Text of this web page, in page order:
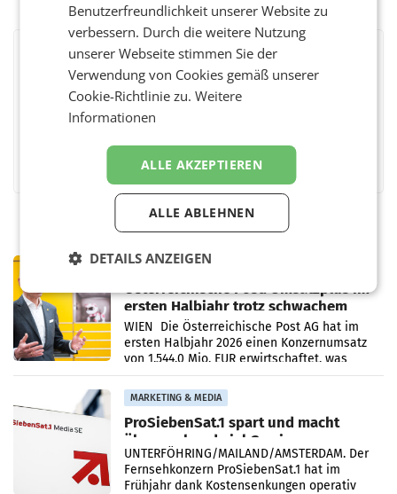
BEWERTEN SIE DIESEN ARTIKEL
FacebookTwitterMessengerWhatsAppLinkedInXING Teilen
PRIMENEWS
Österreichische Post: Umsatzplus im
ersten Halbjahr trotz schwachem
Briefgeschäft
WIEN Die Österreichische Post AG hat im
ersten Halbjahr 2026 einen Konzernumsatz
von 1.544,0 Mio. EUR erwirtschaftet, was
einem Plus von 3,8 Prozent gegenüber dem
Vergleichszeitraum
MARKETING & MEDIA
ProSiebenSat.1 spart und macht
überraschend viel Gewinn
UNTERFÖHRING/MAILAND/AMSTERDAM. Der
Fernsehkonzern ProSiebenSat.1 hat im
Frühjahr dank Kostensenkungen operativ
Benutzerfreundlichkeit unserer Website zu
verbessern. Durch die weitere Nutzung
unserer Webseite stimmen Sie der
Verwendung von Cookies gemäß unserer
Cookie-Richtlinie zu.Weitere
Informationen
ALLE AKZEPTIEREN
ALLE ABLEHNEN
DETAILS ANZEIGEN